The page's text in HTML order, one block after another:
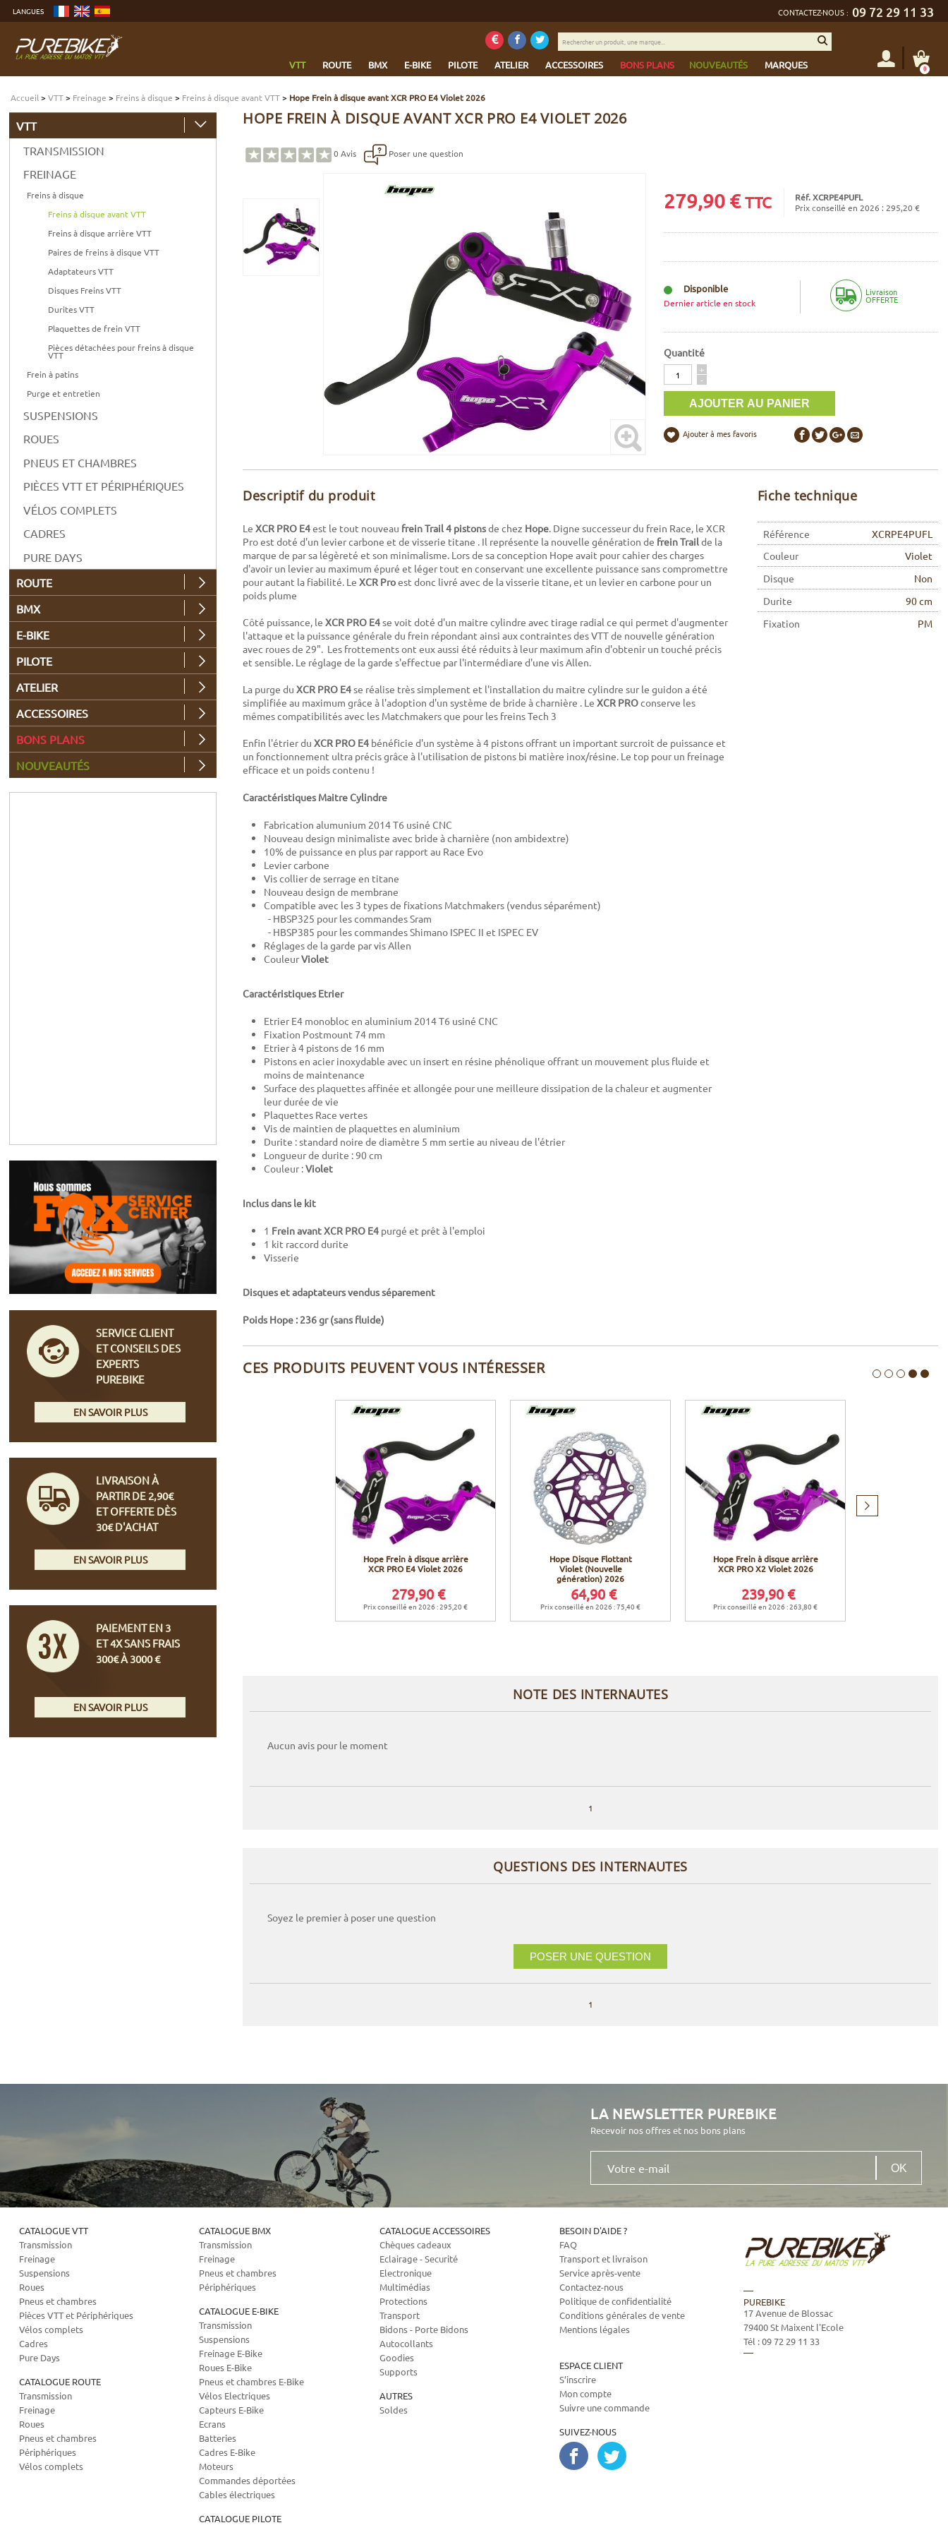
contenu
menu
Aller
CONTACTEZ-NOUS : 09 72 29 11 33
LANGUES
VTT ROUTE BMX E-BIKE PILOTE ATELIER ACCESSOIRES BONS PLANS NOUVEAUTÉS MARQUES
Rechercher
un
une
marque...
0
Accueil >VTT> Freinage > Freins à disque > Freins à disque avant VTT> Hope Frein à disque avant XCR PRO E4 Violet 2026
HOPE FREIN À DISQUE AVANT XCR PRO E4 VIOLET 2026
0 Avis Poser une question
279,90€ TTC
Réf. XCRPE4PUFL
Prix conseillé en 2026 : 295,20 €
Disponible
Dernier article en stock
Livraison
OFFERTE
Quantité
Quantité
+
-
Ajouter à mes favoris
Descriptif du produit
Le XCR PRO E4est le tout nouveau frein Trail 4 pistonsde chez Hope. Digne successeur du frein Race, le XCR
Pro est doté d'un levier carbone et de visserie titane . Il représente la nouvelle génération de frein Trailde la
marque de par sa légèreté et son minimalisme. Lors de sa conception Hope avait pour cahier des charges
d'avoir un levier au maximum épuré et léger tout en conservant une excellente puissance sans compromettre
pour autant la fiabilité. Le XCR Proest donc livré avec de la visserie titane, et un levier en carbone pour un
poids plume
Côté puissance, le XCR PRO E4se voit doté d'un maitre cylindre avec tirage radial ce qui permet d'augmenter
l'attaque et la puissance générale du frein répondant ainsi aux contraintes des VTT de nouvelle génération
avec roues de 29". Les frottements ont eux aussi été réduits à leur maximum afin d'obtenir un touché précis
et sensible. Le réglage de la garde s'effectue par l'intermédiare d'une vis Allen.
La purge du XCR PRO E4se réalise très simplement et l'installation du maitre cylindre sur le guidon a été
simplifiée au maximum grâce à l'adoption d'un système de bride à charnière . Le XCR PROconserve les
mêmes compatibilités avec les Matchmakers que pour les freins Tech 3
Enfin l'étrier du XCR PRO E4 bénéficie d'un système à 4 pistons offrant un important surcroit de puissance et
un fonctionnement ultra précis grâce à l'utilisation de pistons bi matière inox/résine. Le top pour un freinage
efficace et un poids contenu !
Caractéristiques Maitre Cylindre
Fabrication alumunium 2014 T6 usiné CNC
Nouveau design minimaliste avec bride à charnière (non ambidextre)
10% de puissance en plus par rapport au Race Evo
Levier carbone
Vis collier de serrage en titane
Nouveau design de membrane
Compatible avec les 3 types de fixations Matchmakers (vendus séparément)
- HBSP325 pour les commandes Sram
- HBSP385 pour les commandes Shimano ISPEC II et ISPEC EV
Réglages de la garde par vis Allen
CouleurViolet
Caractéristiques Etrier
Etrier E4 monobloc en aluminium 2014 T6 usiné CNC
Fixation Postmount 74 mm
Etrier à 4 pistons de 16 mm
Pistons en acier inoxydable avec un insert en résine phénolique offrant un mouvement plus fluide et
moins de maintenance
Surface des plaquettes affinée et allongée pour une meilleure dissipation de la chaleur et augmenter
leur durée de vie
Plaquettes Race vertes
Vis de maintien de plaquettes en aluminium
Durite : standard noire de diamètre 5 mm sertie au niveau de l'étrier
Longueur de durite : 90 cm
Couleur :Violet
Inclus dans le kit
1 Frein avant XCR PRO E4 purgé et prêt à l'emploi
1 kit raccord durite
Visserie
Disques et adaptateurs vendus séparement
Poids Hope : 236 gr (sans fluide)
Fiche technique
Référence
XCRPE4PUFL
Couleur
Violet
Disque
Non
Durite
90 cm
Fixation
PM
CES PRODUITS PEUVENT VOUS INTÉRESSER
Hope Frein à disque arrière
XCR PRO E4 Violet 2026
279,90 €
Prix conseillé en 2026 : 295,20 €
Hope Disque Flottant
Violet (Nouvelle
génération) 2026
64,90 €
Prix conseillé en 2026 : 75,40 €
Hope Frein à disque arrière
XCR PRO X2 Violet 2026
239,90 €
Prix conseillé en 2026 : 263,80 €
suivant
NOTE DES INTERNAUTES
Aucun avis pour le moment
1
QUESTIONS DES INTERNAUTES
Soyez le premier à poser une question
POSER UNE QUESTION
1
VTT
TRANSMISSION
FREINAGE
Freins à disque
Freins à disque avant VTT
Freins à disque arrière VTT
Paires de freins à disque VTT
Adaptateurs VTT
Disques Freins VTT
Durites VTT
Plaquettes de frein VTT
Pièces détachées pour freins à disque
VTT
Frein à patins
Purge et entretien
SUSPENSIONS
ROUES
PNEUS ET CHAMBRES
PIÈCES VTT ET PÉRIPHÉRIQUES
VÉLOS COMPLETS
CADRES
PURE DAYS
ROUTE
BMX
E-BIKE
PILOTE
ATELIER
ACCESSOIRES
BONS PLANS
NOUVEAUTÉS
SERVICE CLIENT
ET CONSEILS DES
EXPERTS
PUREBIKE
EN SAVOIR PLUS
LIVRAISON À
PARTIR DE 2,90€
ET OFFERTE DÈS
30€ D'ACHAT
EN SAVOIR PLUS
PAIEMENT EN 3
ET 4X SANS FRAIS
300€ À 3000 €
EN SAVOIR PLUS
LA NEWSLETTER PUREBIKE
Recevoir nos offres et nos bons plans
Votre
mail
CATALOGUE VTT
Transmission
Freinage
Suspensions
Roues
Pneus et chambres
Pièces VTT et Périphériques
Vélos complets
Cadres
Pure Days
CATALOGUE ROUTE
Transmission
Freinage
Roues
Pneus et chambres
Périphériques
Vélos complets
CATALOGUE BMX
Transmission
Freinage
Pneus et chambres
Périphériques
CATALOGUE E-BIKE
Transmission
Suspensions
Freinage E-Bike
Roues E-Bike
Pneus et chambres E-Bike
Vélos Electriques
Capteurs E-Bike
Ecrans
Batteries
Cadres E-Bike
Moteurs
Commandes déportées
Cables électriques
CATALOGUE PILOTE
CATALOGUE ACCESSOIRES
Chèques cadeaux
Eclairage - Securité
Electronique
Multimédias
Protections
Transport
Bidons - Porte Bidons
Autocollants
Goodies
Supports
AUTRES
Soldes
BESOIN D'AIDE ?
FAQ
Transport et livraison
Service après-vente
Contactez-nous
Politique de confidentialité
Conditions générales de vente
Mentions légales
ESPACE CLIENT
S’inscrire
Mon compte
Suivre une commande
SUIVEZ-NOUS
PUREBIKE
17 Avenue de Blossac
79400St Maixent l'Ecole
Tél :09 72 29 11 33